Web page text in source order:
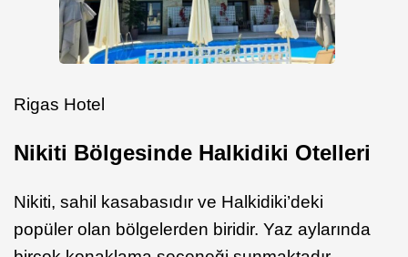
Rigas Hotel
Nikiti Bölgesinde Halkidiki Otelleri
Nikiti, sahil kasabasıdır ve Halkidiki’deki
popüler olan bölgelerden biridir. Yaz aylarında